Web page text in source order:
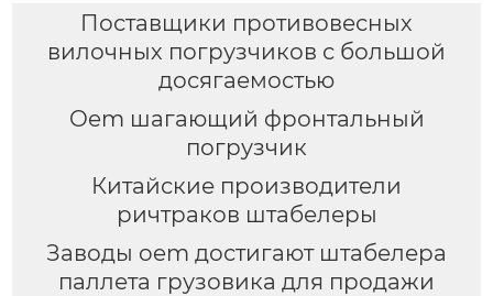
Поставщики противовесных
вилочных погрузчиков с большой
досягаемостью
Oem шагающий фронтальный
погрузчик
Китайские производители
ричтраков штабелеры
Заводы oem достигают штабелера
паллета грузовика для продажи